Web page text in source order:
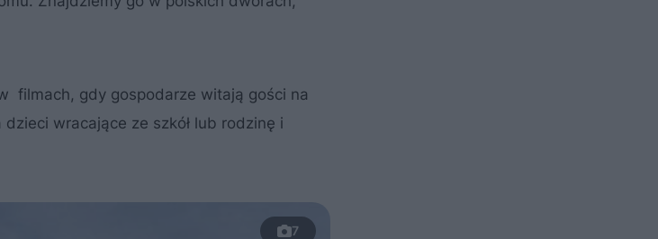
filmach, gdy gospodarze witają gości na
wracające ze szkół lub rodzinę i
7